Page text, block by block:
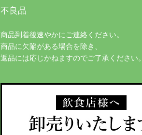
不良品
商品到着後速やかにご連絡ください。
商品に欠陥がある場合を除き、
返品には応じかねますのでご了承ください。